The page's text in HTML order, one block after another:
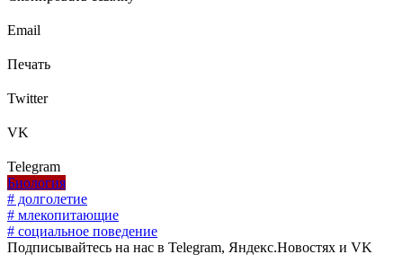
Email
Печать
Twitter
VK
Telegram
Биология
# долголетие
# млекопитающие
# социальное поведение
Подписывайтесь на нас в Telegram, Яндекс.Новостях и VK